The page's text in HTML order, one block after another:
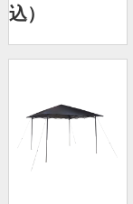
込）